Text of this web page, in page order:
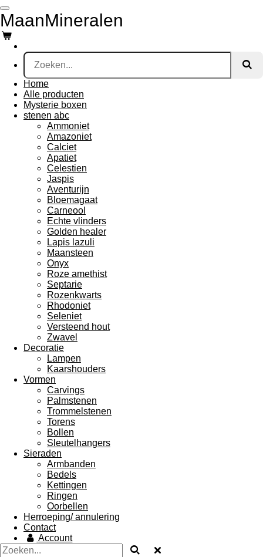
Ga
direct
naar
de
hoofdinhoud
MaanMineralen
Home
Alle producten
Mysterie boxen
stenen abc
Ammoniet
Amazoniet
Calciet
Apatiet
Celestien
Jaspis
Aventurijn
Bloemagaat
Carneool
Echte vlinders
Golden healer
Lapis lazuli
Maansteen
Onyx
Roze amethist
Septarie
Rozenkwarts
Rhodoniet
Seleniet
Versteend hout
Zwavel
Decoratie
Lampen
Kaarshouders
Vormen
Carvings
Palmstenen
Trommelstenen
Torens
Bollen
Sleutelhangers
Sieraden
Armbanden
Bedels
Kettingen
Ringen
Oorbellen
Herroeping/ annulering
Contact
Account